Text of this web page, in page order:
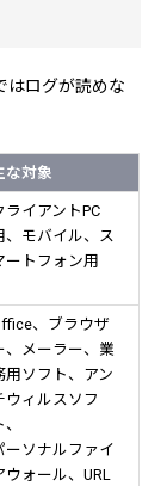
はログが読めな
な対象
ライアントPC
、モバイル、ス
ートフォン用
、ブラウザ
、メーラー、業
用ソフト、アン
ウィルスソフ
、
ーソナルファイ
ウォール、URL